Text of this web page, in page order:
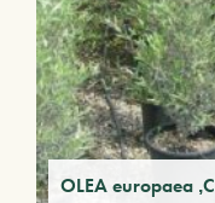
OLEA europaea